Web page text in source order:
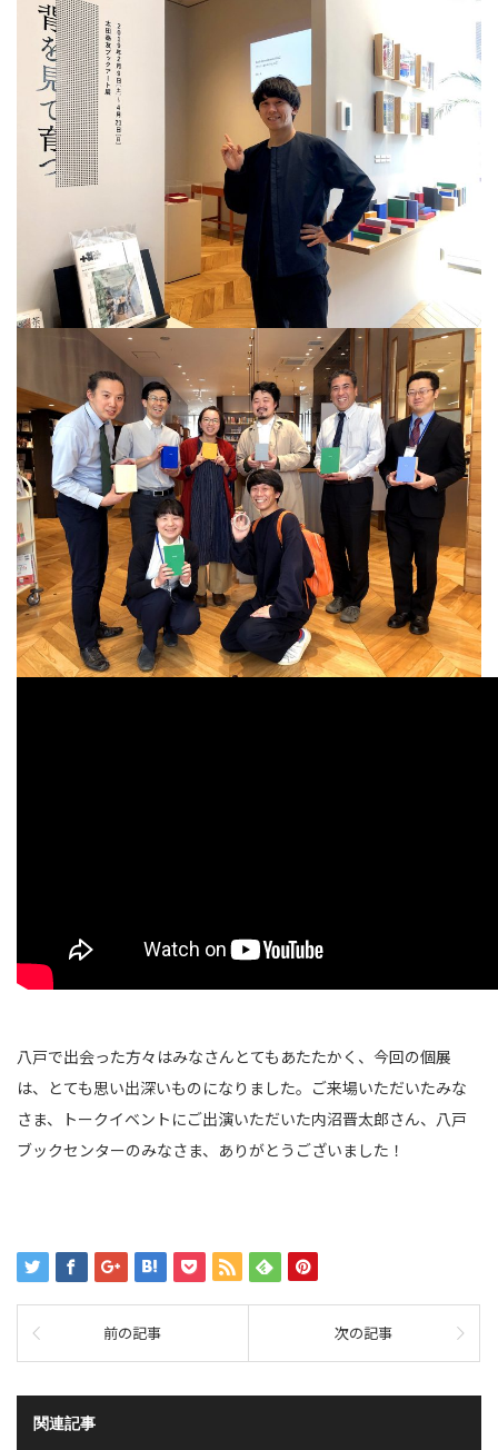
八戸で出会った方々はみなさんとてもあたたかく、今回の個展
は、とても思い出深いものになりました。ご来場いただいたみな
さま、トークイベントにご出演いただいた内沼晋太郎さん、八戸
ブックセンターのみなさま、ありがとうございました！
前の記事 次の記事
関連記事